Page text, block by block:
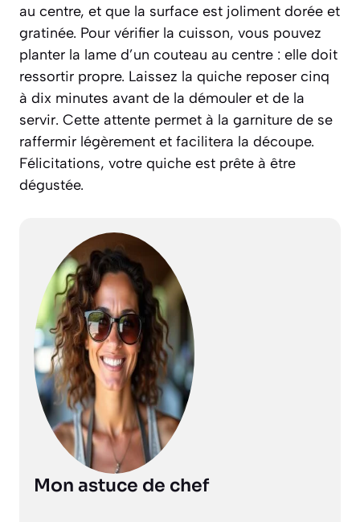
au centre, et que la surface est joliment dorée et
gratinée. Pour vérifier la cuisson, vous pouvez
planter la lame d’un couteau au centre : elle doit
ressortir propre. Laissez la quiche reposer cinq
à dix minutes avant de la démouler et de la
servir. Cette attente permet à la garniture de se
raffermir légèrement et facilitera la découpe.
Félicitations, votre quiche est prête à être
dégustée.
Mon astuce de chef